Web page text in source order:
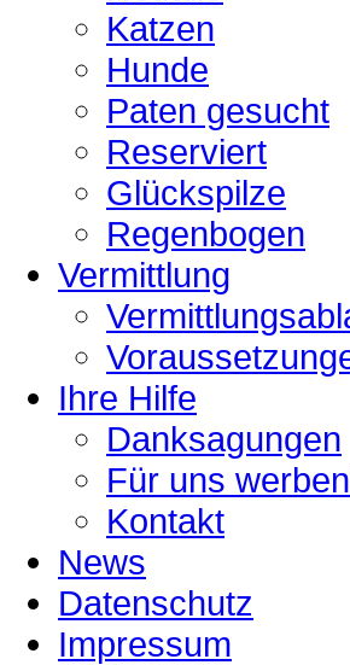
Katzen
Hunde
Paten gesucht
Reserviert
Glückspilze
Regenbogen
Vermittlung
Ihre Hilfe
Danksagungen
Für uns
Kontakt
News
Datenschutz
Impressum